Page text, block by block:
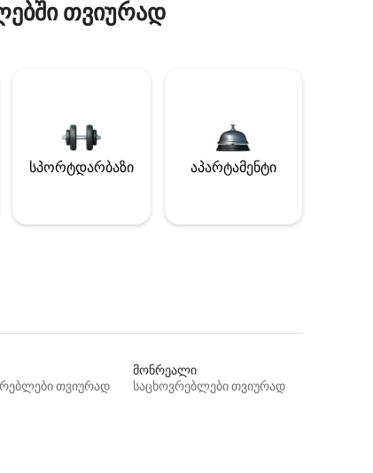
თვიურად
სპორტდარბაზი აპარტამენტი
თვიურად
მონრეალი
საცხოვრებლები თვიურად